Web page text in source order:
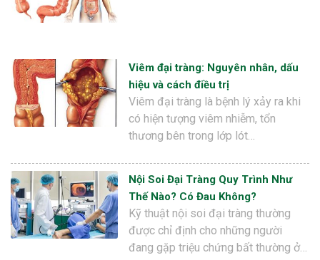
Viêm đại tràng: Nguyên nhân, dấu
hiệu và cách điều trị
Viêm đại tràng là bệnh lý xảy ra khi
có hiện tượng viêm nhiễm, tổn
thương bên trong lớp lót…
Nội Soi Đại Tràng Quy Trình Như
Thế Nào? Có Đau Không?
Kỹ thuật nội soi đại tràng thường
được chỉ định cho những người
đang gặp triệu chứng bất thường ở…